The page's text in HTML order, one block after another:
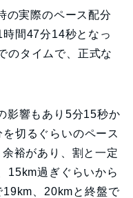
の実際のペース配分
間47分14秒となっ
のタイムで、正式な
影響もあり5分15秒か
切るぐらいのペース
裕があり、割と一定
15km過ぎぐらいから
、20kmと終盤で